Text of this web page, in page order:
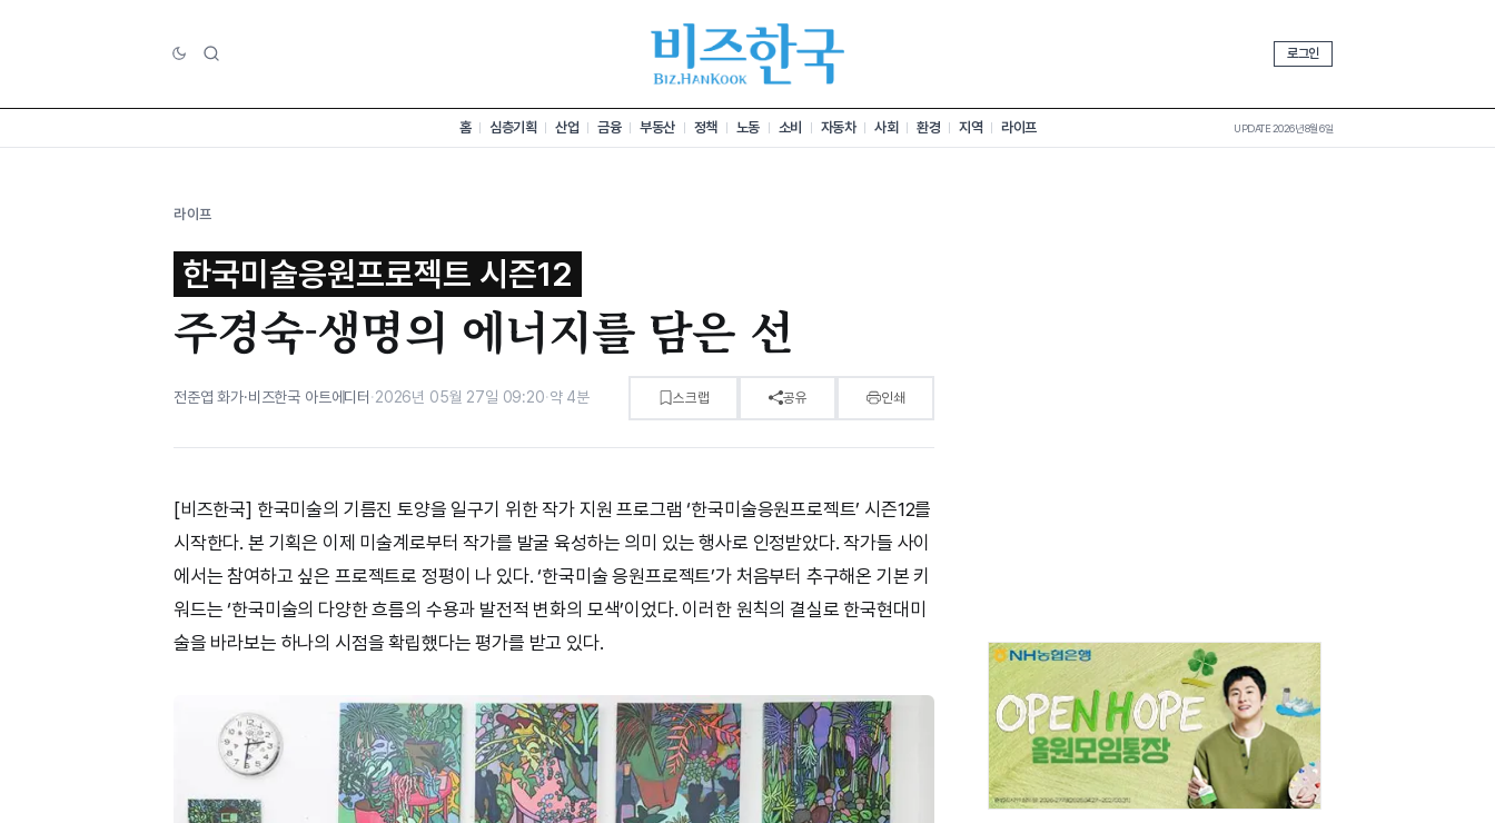
로그인
홈 심층기획 산업 금융 부동산 정책 노동 소비 자동차 사회 환경 지역 라이프 UPDATE 2026년 8월 6일
라이프
한국미술응원프로젝트 시즌12
주경숙-생명의 에너지를 담은 선
전준엽 화가·비즈한국 아트에디터 ·2026년 05월 27일 09:20·약 4분 스크랩 공유 인쇄
[비즈한국] 한국미술의 기름진 토양을 일구기 위한 작가 지원 프로그램 ‘한국미술응원프로젝트’ 시즌12를
시작한다. 본 기획은 이제 미술계로부터 작가를 발굴 육성하는 의미 있는 행사로 인정받았다. 작가들 사이
에서는 참여하고 싶은 프로젝트로 정평이 나 있다. ‘한국미술 응원프로젝트’가 처음부터 추구해온 기본 키
워드는 ‘한국미술의 다양한 흐름의 수용과 발전적 변화의 모색’이었다. 이러한 원칙의 결실로 한국현대미
술을 바라보는 하나의 시점을 확립했다는 평가를 받고 있다.